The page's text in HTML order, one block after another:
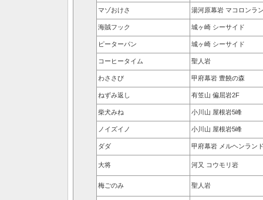
マゾおけさ 湯河原幕岩 マコロンラ
海賊フック 城ヶ崎 シーサイド
ピーターパン 城ヶ崎 シーサイド
コーヒータイム 聖人岩
わささび 甲府幕岩 豊饒の森
ねずみ返し 有笠山 偏屈岩2F
柴犬みね 小川山 屋根岩5峰
ノイズイノ 小川山 屋根岩5峰
ダダ 甲府幕岩 メルヘンラン
大将 河又 コウモリ岩
梅ごのみ 聖人岩